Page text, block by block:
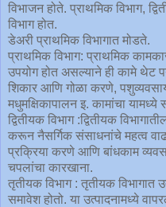
विभाजन होते. प्राथमिक विभाग,
विभाग होत.
डेअरी प्राथमिक विभागात मोडते.
प्राथमिक विभाग: प्राथमिक
उपयोग होत असल्याने ही कामे थेट
शिकार आणि गोळा करणे,
मधुमक्षिकापालन इ. कामांचा यामध्ये
द्वितीयक विभाग :द्वितीयक
करून नैसर्गिक संसाधनांचे महत्व
प्रक्रिया करणे आणि बांधकाम
चपलांचा कारखाना.
तृतीयक विभाग : तृतीयक विभागात
समावेश होतो. या उत्पादनामध्ये